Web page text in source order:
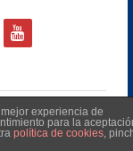
youtube
experiencia de
para la
política de cookies,